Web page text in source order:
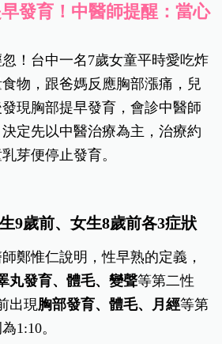
發育！中醫師提醒：當心
！台中一名7歲女童平時愛吃炸
物，跟爸媽反應胸部漲痛，兒
現胸部提早發育，會診中醫師
定先以中醫治療為主，治療約
芽便停止發育。
9歲前、女生8歲前各3症狀
鄭惟仁說明，性早熟的定義，
丸發育、體毛、變聲等第二性
出現胸部發育、體毛、月經等第
1:10。